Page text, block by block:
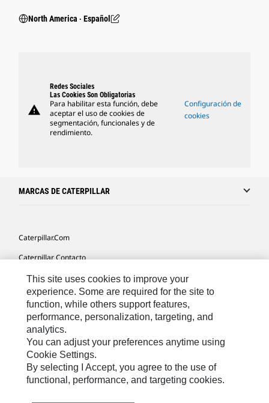
North America ‧ Español
warning
Redes Sociales
Las Cookies Son Obligatorias
Para habilitar esta función, debe
aceptar el uso de cookies de
segmentación, funcionales y de
rendimiento.
Configuración de
cookies
MARCAS DE CATERPILLAR
Caterpillar.com
Caterpillar Contacto
Mis Preferencias De Marketing
Site Map
Cookie Settings
Legal
Privacy
This site uses cookies to improve your
experience. Some are required for the site to
function, while others support features,
performance, personalization, targeting, and
analytics.
You can adjust your preferences anytime using
Cookie Settings.
By selecting I Accept, you agree to the use of
functional, performance, and targeting cookies.